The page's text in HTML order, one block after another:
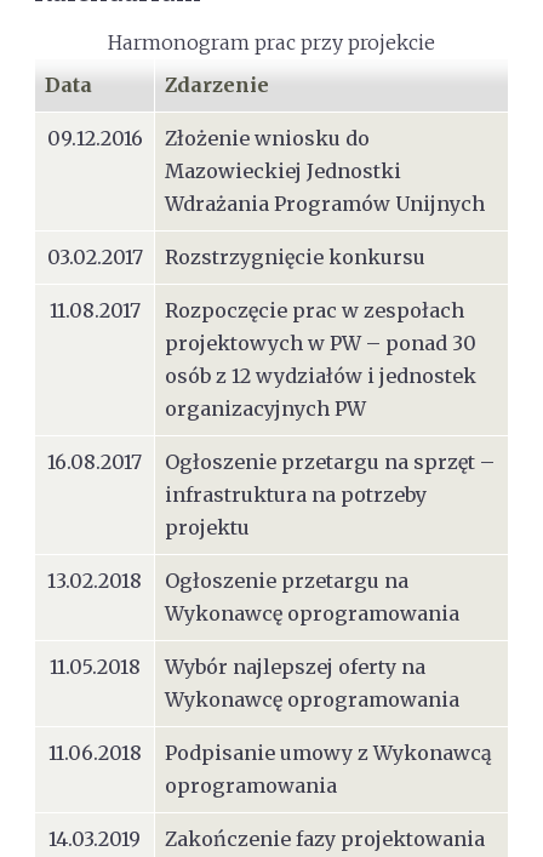
Harmonogram prac przy projekcie
Data
Zdarzenie
09.12.2016
Złożenie wniosku do
Mazowieckiej Jednostki
Wdrażania Programów Unijnych
03.02.2017 Rozstrzygnięcie konkursu
11.08.2017
Rozpoczęcie prac w zespołach
projektowych w PW – ponad 30
osób z 12 wydziałów i jednostek
organizacyjnych PW
16.08.2017
Ogłoszenie przetargu na sprzęt –
infrastruktura na potrzeby
projektu
13.02.2018
Ogłoszenie przetargu na
Wykonawcę oprogramowania
11.05.2018
Wybór najlepszej oferty na
Wykonawcę oprogramowania
11.06.2018
Podpisanie umowy z Wykonawcą
oprogramowania
14.03.2019
Zakończenie fazy projektowania